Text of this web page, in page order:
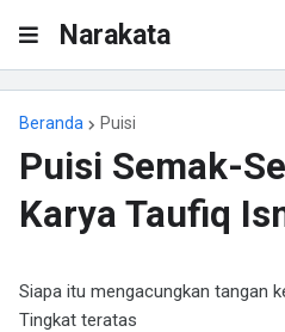
Narakata
Beranda Puisi
Puisi Semak-
Karya Taufiq
Siapa itu mengacungkan tangan
Tingkat teratas